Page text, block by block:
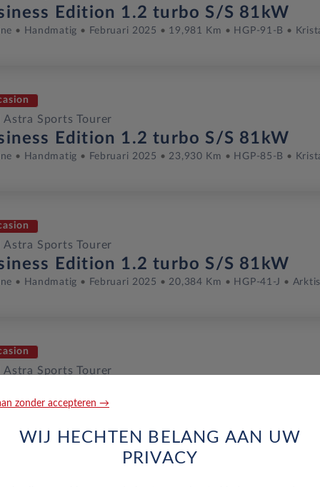
Edition 1.2 turbo S/S 81kW
Handmatig Februari 2025 19,981 Km HGP-91-B
Astra Sports Tourer
Edition 1.2 turbo S/S 81kW
Handmatig Februari 2025 23,930 Km HGP-85-B
Astra Sports Tourer
Edition 1.2 turbo S/S 81kW
Handmatig Februari 2025 20,384 Km HGP-41-J
Astra Sports Tourer
Handmatig Februari 2025
zonder accepteren →
WIJ HECHTEN BELANG AAN UW
PRIVACY